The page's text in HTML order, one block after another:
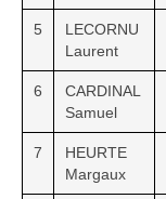
5
LECORNU
Laurent
6
CARDINAL
Samuel
7
HEURTE
Margaux